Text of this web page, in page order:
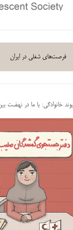
فرصت‌های شغلی در ایران
خانوادگی: با ما در نهضت